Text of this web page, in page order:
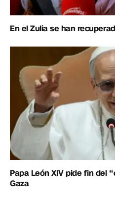
En el Zulia se han
Papa León XIV pide fin del
Gaza